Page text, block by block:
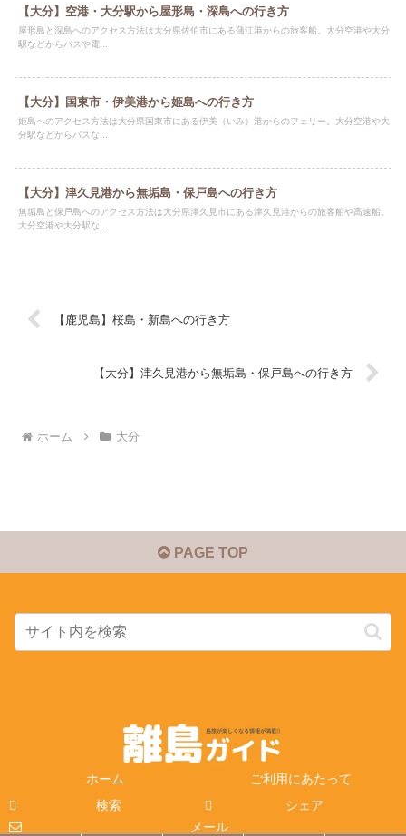
【大分】空港・大分駅から屋形島・深島への行き方
屋形島と深島へのアクセス方法は大分県佐伯市にある蒲江港からの旅客船。大分空港や大分
駅などからバスや電...
【大分】国東市・伊美港から姫島への行き方
姫島へのアクセス方法は大分県国東市にある伊美（いみ）港からのフェリー。大分空港や大
分駅などからバスな...
【大分】津久見港から無垢島・保戸島への行き方
無垢島と保戸島へのアクセス方法は大分県津久見市にある津久見港からの旅客船や高速船。
大分空港や大分駅な...
【鹿児島】桜島・新島への行き方
【大分】津久見港から無垢島・保戸島への行き方
ホーム 大分
PAGE TOP
ホーム
ご利用にあたって
検索
シェア
メール